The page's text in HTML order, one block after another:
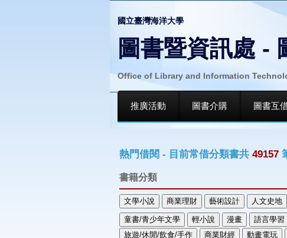
國立臺灣海洋大學
圖書暨資訊處 -
Office of Library and Information
推廣活動 圖書介購 圖書互
熱門借閱 - 目前常借分類書共49157
書籍分類